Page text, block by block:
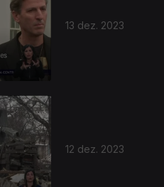
13 dez. 2023
12 dez. 2023